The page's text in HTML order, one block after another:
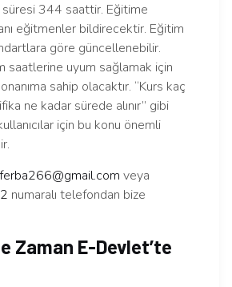
344 saattir. Eğitime
eğitmenler bildirecektir. Eğitim
göre güncellenebilir.
saatlerine uyum sağlamak için
sahip olacaktır. “Kurs kaç
ne kadar sürede alınır” gibi
için bu konu önemli
ferba266@gmail.com veya
numaralı telefondan bize
Zaman E-Devlet’te